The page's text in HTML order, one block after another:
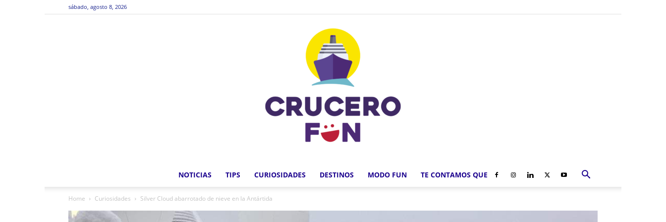
sábado, agosto 8, 2026
NOTICIAS TIPS CURIOSIDADES DESTINOS MODO FUN TE CONTAMOS QUE
Home Curiosidades Silver Cloud abarrotado de nieve en la Antártida